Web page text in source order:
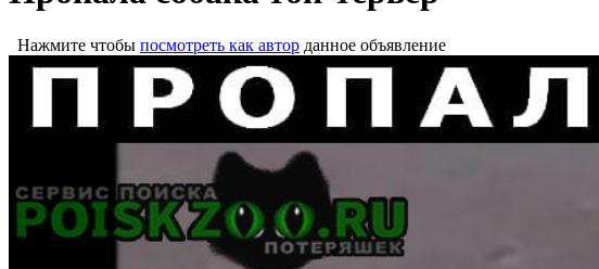
Нажмите чтобы посмотреть как автор данное объявление